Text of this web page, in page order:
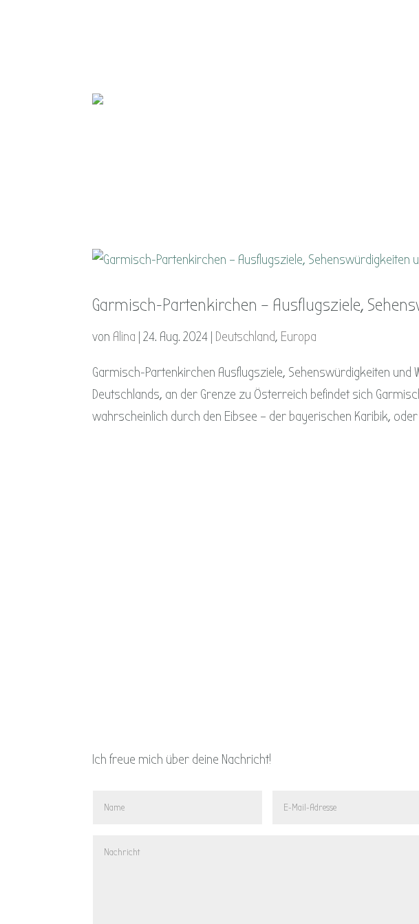
Garmisch-Partenkirchen – Ausflugsziele,
von Alina |24. Aug. 2024 Deutschland, Europa
Garmisch-Partenkirchen Ausflugsziele, Sehenswürdigkeiten und
Deutschlands, an der Grenze zu Österreich befindet sich
wahrscheinlich durch den Eibsee – der bayerischen Karibik,
Ich freue mich über deine Nachricht!